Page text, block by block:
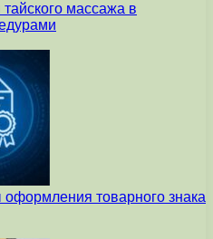
массажа в
товарного знака